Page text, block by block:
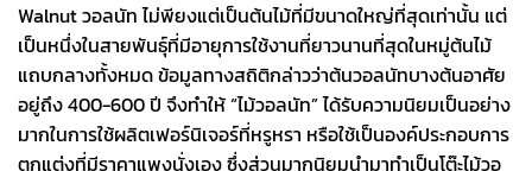
Walnut วอลนัท ไม่พียงแต่เป็นต้นไม้ที่มีขนาดใหญ่ที่สุดเท่านั้น แต่
เป็นหนึ่งในสายพันธุ์ที่มีอายุการใช้งานที่ยาวนานที่สุดในหมู่ต้นไม้
แถบกลางทั้งหมด ข้อมูลทางสถิติกล่าวว่าต้นวอลนัทบางต้นอาศัย
อยู่ถึง 400-600 ปี จึงทำให้ “ไม้วอลนัท” ได้รับความนิยมเป็นอย่าง
มากในการใช้ผลิตเฟอร์นิเจอร์ที่หรูหรา หรือใช้เป็นองค์ประกอบการ
ตกแต่งที่มีราคาแพงนั่งเอง ซึ่งส่วนมากนิยมนำมาทำเป็นโต๊ะไม้วอ